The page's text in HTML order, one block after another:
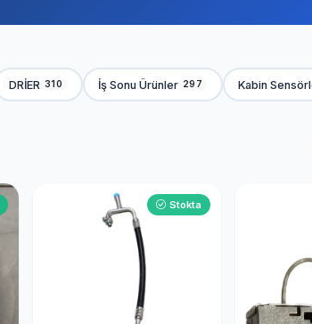
DRİER 310 İş Sonu Ürünler 297 Kabin
Stokta